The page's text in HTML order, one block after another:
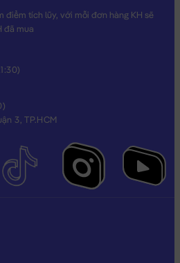
điểm tích lũy, với mỗi đơn hàng KH sẽ
đã mua
3, TP.HCM